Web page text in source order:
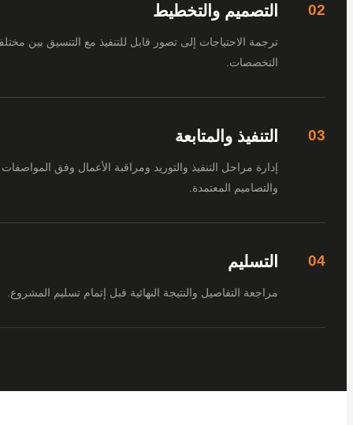
التصميم والتخطيط
ترجمة الاحتياجات إلى تصور قابل للتنفيذ مع التنسيق بين مختلف
التخصصات.
التنفيذ والمتابعة
إدارة مراحل التنفيذ والتوريد ومراقبة الأعمال وفق المواصفات
والتصاميم المعتمدة.
التسليم
مراجعة التفاصيل والنتيجة النهائية قبل إتمام تسليم المشروع.